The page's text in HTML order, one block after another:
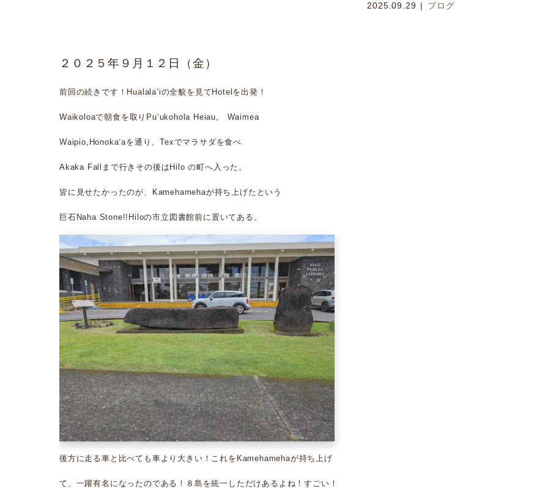
2025.09.29 ブログ
２０２５年９月１２日（金）
前回の続きです！Hualalaʻiの全貌を見てHotelを出発！
Waikoloaで朝食を取りPuʻukohola Heiau, Waimea
Waipio,Honokaʻaを通り、Texでマラサダを食べ
Akaka Fallまで行きその後はHilo の町へ入った。
皆に見せたかったのが、Kamehamehaが持ち上げたという
巨石Naha Stone!!Hiloの市立図書館前に置いてある。
後方に走る車と比べても車より大きい！これをKamehamehaが持ち上げ
て、一躍有名になったのである！８島を統一しただけあるよね！すごい！